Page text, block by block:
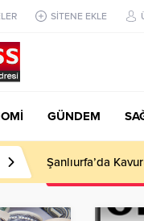
SİTENE EKLE
GÜNDEM
Altın Piyasasında